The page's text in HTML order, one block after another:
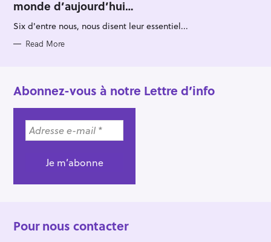
G
O
R
I
S
monde d’aujourd’hui…
Six d'entre nous, nous disent leur essentiel...
Read More
Abonnez-vous à notre Lettre d’info
Pour nous contacter